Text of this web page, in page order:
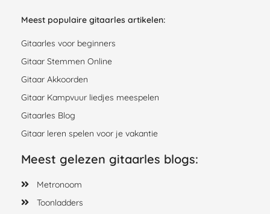
Meest populaire gitaarles artikelen:
Gitaarles voor beginners
Gitaar Stemmen Online
Gitaar Akkoorden
Gitaar Kampvuur liedjes meespelen
Gitaarles Blog
Gitaar leren spelen voor je vakantie
Meest gelezen gitaarles blogs:
Metronoom
Toonladders